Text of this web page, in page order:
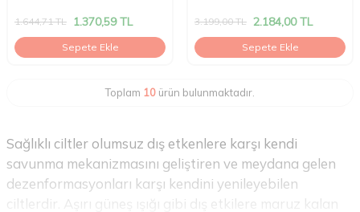
1.644,71TL 1.370,59TL
Sepete Ekle
3.199,00TL 2.184,00TL
Sepete Ekle
Toplam 10 ürün bulunmaktadır.
Sağlıklı ciltler olumsuz dış etkenlere karşı kendi
savunma mekanizmasını geliştiren ve meydana gelen
dezenformasyonları karşı kendini yenileyebilen
ciltlerdir. Aşırı güneş ışığı gibi dış etkilere maruz kalan